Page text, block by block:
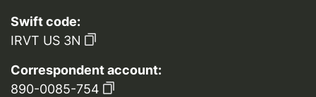
Swift code:
IRVT US 3N
Correspondent account:
890-0085-754